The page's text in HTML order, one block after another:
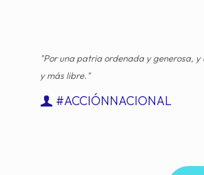
"Por una patria ordenada y generosa,
y más libre."
#ACCIÓNNACIONAL